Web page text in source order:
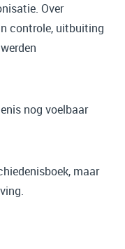
Over
controle, uitbuiting
nog voelbaar
maar